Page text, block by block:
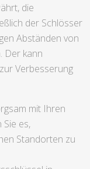
die
der Schlösser
Abständen von
Der kann
Verbesserung
mit Ihren
es,
Standorten zu